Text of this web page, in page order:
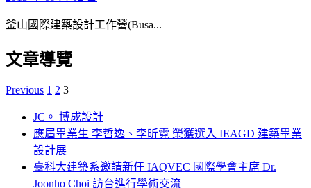
釜山國際建築設計工作營(Busa...
文章導覽
Previous 1 2 3
JC。 博成設計
應屆畢業生 李哲逸、李昕霓 榮獲選入 IEAGD 建築畢業
設計展
臺科大建築系邀請新任 IAQVEC 國際學會主席 Dr.
Joonho Choi 訪台進行學術交流